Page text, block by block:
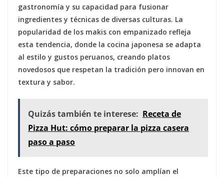
gastronomía y su capacidad para fusionar
ingredientes y técnicas de diversas culturas. La
popularidad de los makis con empanizado refleja
esta tendencia, donde la cocina japonesa se adapta
al estilo y gustos peruanos, creando platos
novedosos que respetan la tradición pero innovan en
textura y sabor.
Quizás también te interese: Receta de
Pizza Hut: cómo preparar la pizza casera
paso a paso
Este tipo de preparaciones no solo amplían el